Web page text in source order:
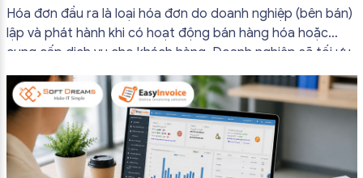
bắt buộc mới nhất
Hóa đơn đầu ra là loại hóa đơn do doanh nghiệp (bên bán)
lập và phát hành khi có hoạt động bán hàng hóa hoặc
cung cấp dịch vụ cho khách hàng. Doanh nghiệp sẽ tối ưu
quy trình vận hành và tránh được những án phạt hành
chính không đáng có nếu nắm rõ […]